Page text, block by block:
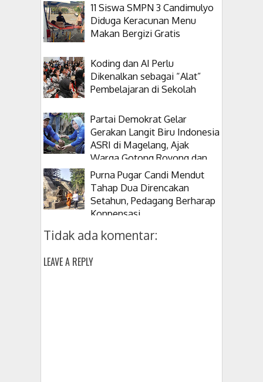
11 Siswa SMPN 3 Candimulyo
Diduga Keracunan Menu
Makan Bergizi Gratis
Koding dan AI Perlu
Dikenalkan sebagai “Alat”
Pembelajaran di Sekolah
Partai Demokrat Gelar
Gerakan Langit Biru Indonesia
ASRI di Magelang, Ajak
Warga Gotong Royong dan
Tanam Pohon
Purna Pugar Candi Mendut
Tahap Dua Direncakan
Setahun, Pedagang Berharap
Konpensasi
Tidak ada komentar:
LEAVE A REPLY